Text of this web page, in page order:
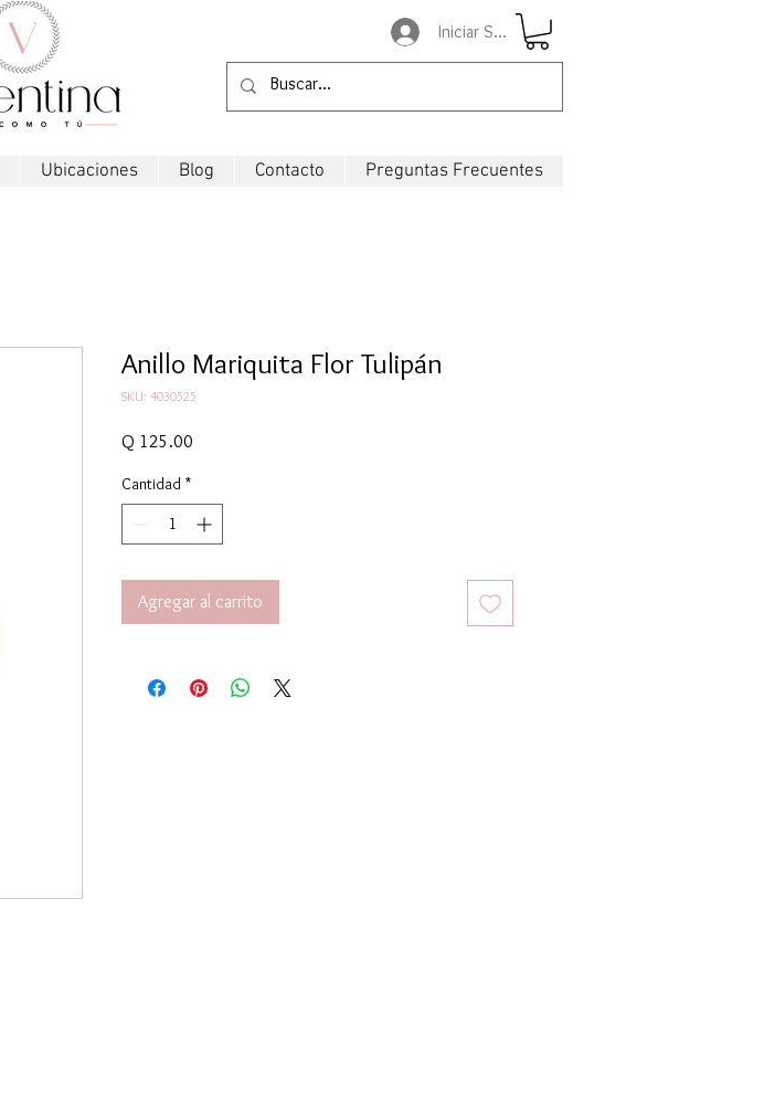
Iniciar Sesión
Ubicaciones Blog Contacto Preguntas Frecuentes
Anillo Mariquita Flor Tulipán
SKU: 4030525
Q 125.00
Cantidad *
Agregar al carrito